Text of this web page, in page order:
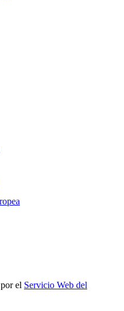
el Servicio Web del